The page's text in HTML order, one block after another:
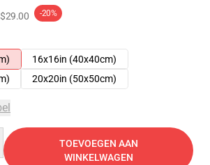
$29.00 -20%
16x16in (40x40cm)
20x20in (50x50cm)
TOEVOEGEN AAN
WINKELWAGEN